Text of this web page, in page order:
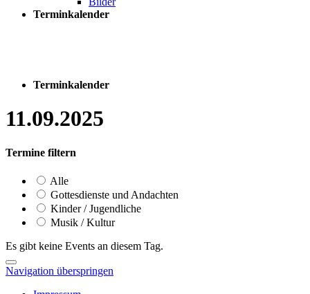
Terminkalender
Terminkalender
11.09.2025
Termine filtern
Alle
Gottesdienste und Andachten
Kinder / Jugendliche
Musik / Kultur
Es gibt keine Events an diesem Tag.
Navigation überspringen